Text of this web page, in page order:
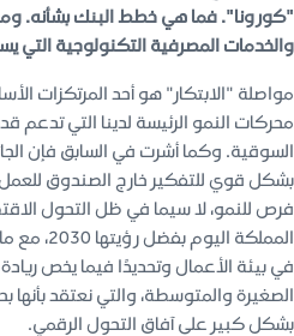
"كورونا". فما هي خطط البنك بشأنه.
والخدمات المصرفية التكنولوجية التي
مواصلة "الابتكار" هو أحد المرتكزات
محركات النمو الرئيسة لدينا التي تدعم
السوقية. وكما أشرت في السابق فإن
بشكل قوي للتفكير خارج الصندوق للعمل
فرص للنمو، لا سيما في ظل التحول
المملكة
في بيئة الأعمال وتحديدًا فيما يخص
الصغيرة والمتوسطة، والتي نعتقد بأنها
بشكل كبير على آفاق التحول الرقمي.